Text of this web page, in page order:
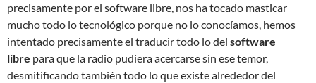
precisamente por el software libre, nos ha tocado masticar
mucho todo lo tecnológico porque no lo conocíamos, hemos
intentado precisamente el traducir todo lo del software
libre para que la radio pudiera acercarse sin ese temor,
desmitificando también todo lo que existe alrededor del